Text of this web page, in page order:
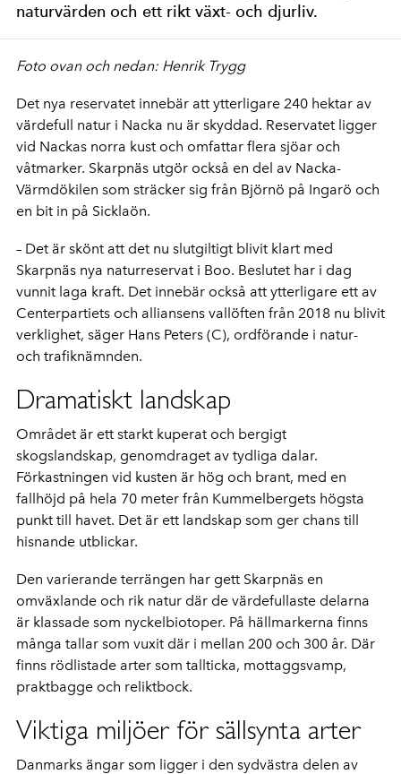
naturvärden och ett rikt växt- och djurliv.
Foto ovan och nedan: Henrik Trygg
Det nya reservatet innebär att ytterligare 240 hektar av
värdefull natur i Nacka nu är skyddad. Reservatet ligger
vid Nackas norra kust och omfattar flera sjöar och
våtmarker. Skarpnäs utgör också en del av Nacka-
Värmdökilen som sträcker sig från Björnö på Ingarö och
en bit in på Sicklaön.
– Det är skönt att det nu slutgiltigt blivit klart med
Skarpnäs nya naturreservat i Boo. Beslutet har i dag
vunnit laga kraft. Det innebär också att ytterligare ett av
Centerpartiets och alliansens vallöften från 2018 nu blivit
verklighet, säger Hans Peters (C), ordförande i natur-
och trafiknämnden.
Dramatiskt landskap
Området är ett starkt kuperat och bergigt
skogslandskap, genomdraget av tydliga dalar.
Förkastningen vid kusten är hög och brant, med en
fallhöjd på hela 70 meter från Kummelbergets högsta
punkt till havet. Det är ett landskap som ger chans till
hisnande utblickar.
Den varierande terrängen har gett Skarpnäs en
omväxlande och rik natur där de värdefullaste delarna
är klassade som nyckelbiotoper. På hällmarkerna finns
många tallar som vuxit där i mellan 200 och 300 år. Där
finns rödlistade arter som tallticka, mottaggsvamp,
praktbagge och reliktbock.
Viktiga miljöer för sällsynta arter
Danmarks ängar som ligger i den sydvästra delen av